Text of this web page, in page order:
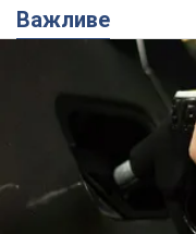
Важливе